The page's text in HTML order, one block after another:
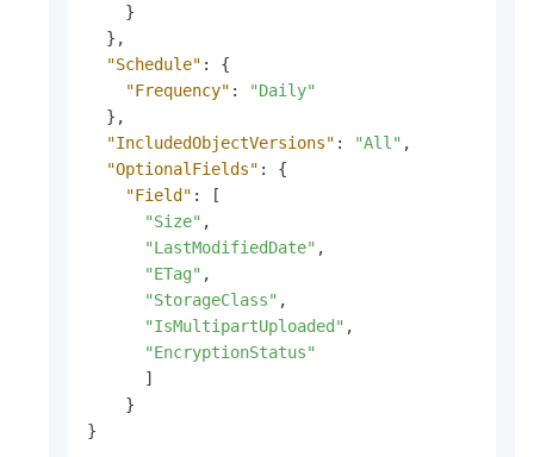
}
} ,
"Schedule" :
{
"Frequency" :
"Daily"
} ,
"IncludedObjectVersions" : "All" ,
"OptionalFields" :
{
"Field" :
[
"Size" ,
"LastModifiedDate" ,
"ETag" ,
"StorageClass" ,
"IsMultipartUploaded" ,
"EncryptionStatus"
]
}
}